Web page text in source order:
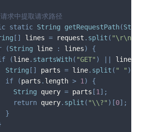
求中提取请求路径
static String getRequestPath(String
[ ] lines = request . split ( "\r\n"
(String line : lines)
{
(line. startsWith( "GET" ) line
String [ ] parts = line. split ( " " )
if
(parts . length > 1 )
{
String query = parts [1 ] ;
return query. split ( "\\?" ) [0] ;
}